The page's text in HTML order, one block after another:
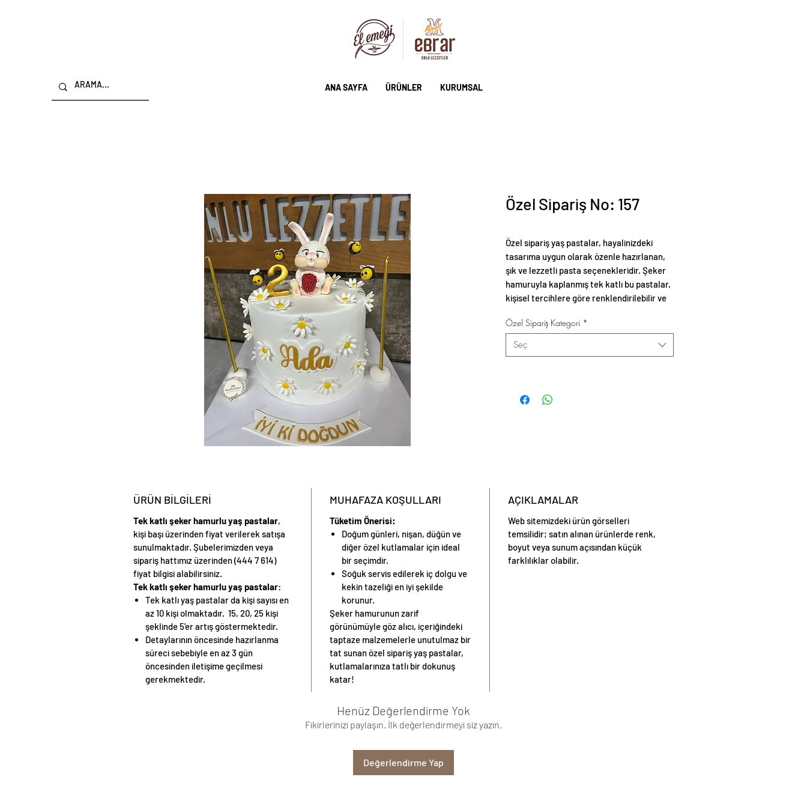
ANA SAYFA ÜRÜNLER KURUMSAL
Özel Sipariş No: 157
Özel sipariş yaş pastalar, hayalinizdeki
tasarıma uygun olarak özenle hazırlanan,
şık ve lezzetli pasta seçenekleridir. Şeker
hamuruyla kaplanmış tek katlı bu pastalar,
kişisel tercihlere göre renklendirilebilir ve
Özel Sipariş Kategori *
Seç
ÜRÜN BİLGİLERİ
Tek katlı şeker hamurlu yaş pastalar,
kişi başı üzerinden fiyat verilerek satışa
sunulmaktadır. Şubelerimizden veya
sipariş hattımız üzerinden (444 7 614)
fiyat bilgisi alabilirsiniz.
Tek katlı şeker hamurlu yaş pastalar:
Tek katlı yaş pastalar da kişi sayısıen
az 10 kişi olmaktadır. 15, 20, 25 kişi
şeklinde 5'er artış göstermektedir.
Detaylarının öncesinde hazırlanma
süreci sebebiyle en az 3 gün
öncesinden iletişime geçilmesi
gerekmektedir.
MUHAFAZA KOŞULLARI
Tüketim Önerisi:
Doğum günleri, nişan, düğün ve
diğer özel kutlamalar için ideal
bir seçimdir.
Soğuk servis edilerek iç dolgu ve
kekin tazeliği en iyi şekilde
korunur.
Şeker hamurunun zarif
görünümüyle göz alıcı, içeriğindeki
taptaze malzemelerle unutulmaz bir
tat sunan özel sipariş yaş pastalar,
kutlamalarınıza tatlı bir dokunuş
katar!
AÇIKLAMALAR
Web sitemizdeki ürün görselleri
temsilidir; satın alınan ürünlerde renk,
boyut veya sunum açısından küçük
farklılıklar olabilir.
Henüz Değerlendirme Yok
Fikirlerinizi paylaşın. İlk değerlendirmeyi siz yazın.
Değerlendirme Yap